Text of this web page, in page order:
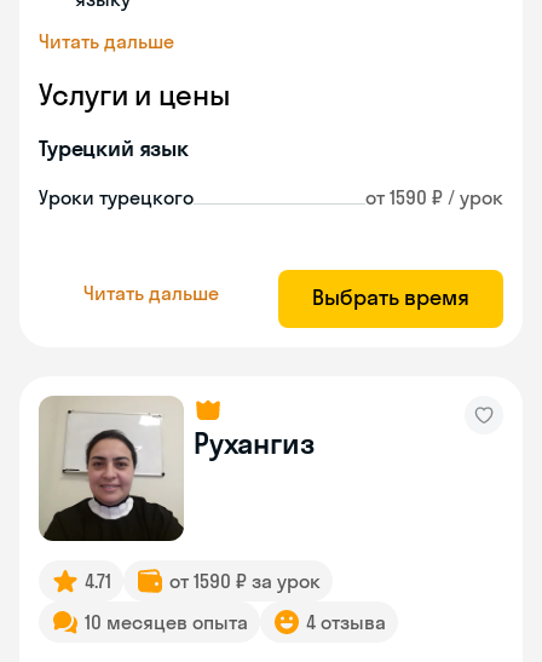
Читать дальше
Услуги и цены
Турецкий язык
Уроки турецкого от 1590 ₽ / урок
Читать дальше Выбрать время
Рухангиз
4.71
от 1590 ₽ за урок
10 месяцев опыта
4 отзыва